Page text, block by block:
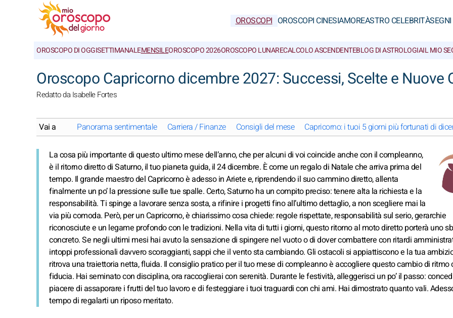
OROSCOPI OROSCOPI CINESIAMOREASTRO CELEBRITÀ
OROSCOPO DI OGGISETTIMANALEMENSILEOROSCOPO 2026OROSCOPO LUNARECALCOLO ASCENDENTEBLOG DI ASTROLOGIAIL MIO
Oroscopo Capricorno dicembre 2027: Successi, Scelte e Nuove
Redatto da Isabelle Fortes
Vai a Panorama sentimentale Carriera / Finanze Consigli del mese Capricorno: i tuoi 5 giorni più fortunati di
La cosa più importante di questo ultimo mese dell’anno, che per alcuni di voi coincide anche con il compleanno,
è il ritorno diretto di Saturno, il tuo pianeta guida, il 24 dicembre. È come un regalo di Natale che arriva prima del
tempo. Il grande maestro del Capricorno è adesso in Ariete e, riprendendo il suo cammino diretto, allenta
finalmente un po’ la pressione sulle tue spalle. Certo, Saturno ha un compito preciso: tenere alta la richiesta e la
responsabilità. Ti spinge a lavorare senza sosta, a rifinire i progetti fino all’ultimo dettaglio, a non scegliere mai la
via più comoda. Però, per un Capricorno, è chiarissimo cosa chiede: regole rispettate, responsabilità sul serio, gerarchie
riconosciute e un legame profondo con le tradizioni. Nella vita di tutti i giorni, questo ritorno al moto diretto porterà uno
concreto. Se negli ultimi mesi hai avuto la sensazione di spingere nel vuoto o di dover combattere con ritardi
intoppi professionali davvero scoraggianti, sappi che il vento sta cambiando. Gli ostacoli si appiattiscono e la tua
ritrova una traiettoria netta, fluida. Il consiglio pratico per il tuo mese di compleanno è accogliere questo cambio di ritmo
fiducia. Hai seminato con disciplina, ora raccoglierai con serenità. Durante le festività, alleggerisci un po’ il passo:
piacere di assaporare i frutti del tuo lavoro e di festeggiare i tuoi traguardi con chi ami. Hai dimostrato quanto vali.
tempo di regalarti un riposo meritato.